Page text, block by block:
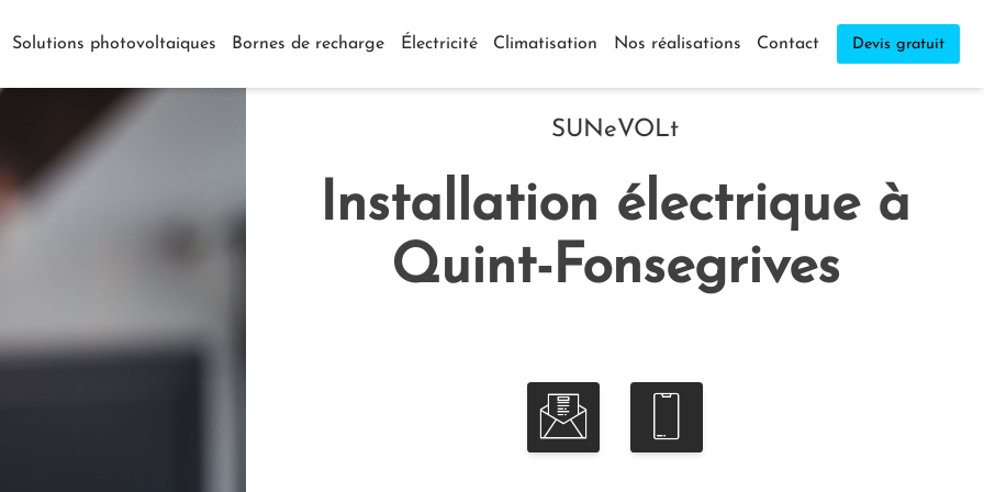
Solutions photovoltaiques Bornes de recharge Électricité Climatisation Nos réalisations Contact Devis gratuit
SUNeVOLt
Installation électrique à
Quint-Fonsegrives